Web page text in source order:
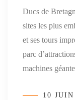
Ducs de
sites les plus
et ses tours
parc
machines
10 JUIN